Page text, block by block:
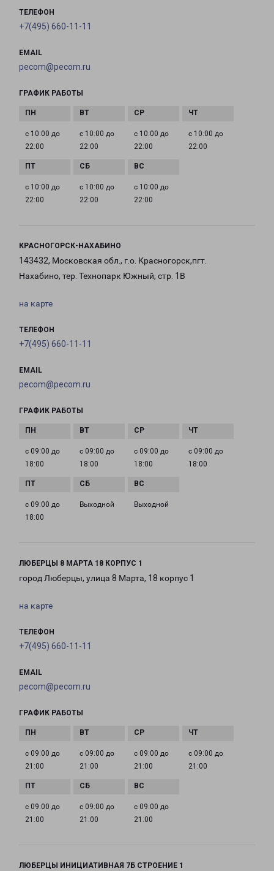
ТЕЛЕФОН
+7(495) 660-11-11
EMAIL
pecom@pecom.ru
ГРАФИК РАБОТЫ
с 10:00 до
22:00
с 10:00 до
22:00
с 10:00 до
22:00
с 10:00 до
22:00
с 10:00 до
22:00
с 10:00 до
22:00
с 10:00 до
22:00
КРАСНОГОРСК-НАХАБИНО
143432, Московская обл., г.о. Красногорск,пгт.
Нахабино, тер. Технопарк Южный, стр. 1В
на карте
ТЕЛЕФОН
+7(495) 660-11-11
EMAIL
pecom@pecom.ru
ГРАФИК РАБОТЫ
с 09:00 до
18:00
с 09:00 до
18:00
с 09:00 до
18:00
с 09:00 до
18:00
с 09:00 до
18:00
Выходной Выходной
ЛЮБЕРЦЫ 8 МАРТА 18 КОРПУС 1
город Люберцы, улица 8 Марта, 18 корпус 1
на карте
ТЕЛЕФОН
+7(495) 660-11-11
EMAIL
pecom@pecom.ru
ГРАФИК РАБОТЫ
с 09:00 до
21:00
с 09:00 до
21:00
с 09:00 до
21:00
с 09:00 до
21:00
с 09:00 до
21:00
с 09:00 до
21:00
с 09:00 до
21:00
ЛЮБЕРЦЫ ИНИЦИАТИВНАЯ 7Б СТРОЕНИЕ 1